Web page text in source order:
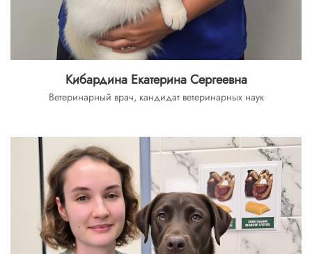
Кибардина Екатерина Сергеевна
Ветеринарный врач, кандидат ветеринарных наук